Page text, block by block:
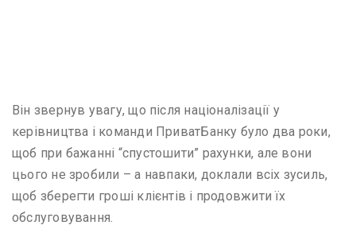
Він звернув увагу, що після націоналізації у
керівництва і команди ПриватБанку було два роки,
щоб при бажанні “спустошити” рахунки, але вони
цього не зробили – а навпаки, доклали всіх зусиль,
щоб зберегти гроші клієнтів і продовжити їх
обслуговування.